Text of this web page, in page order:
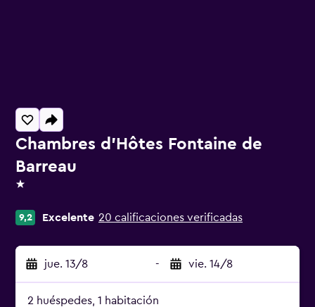
Chambres d'Hôtes Fontaine de
Barreau
1 estrella
9,2 Excelente 20 calificaciones verificadas
jue. 13/8 - vie. 14/8
2 huéspedes, 1 habitación